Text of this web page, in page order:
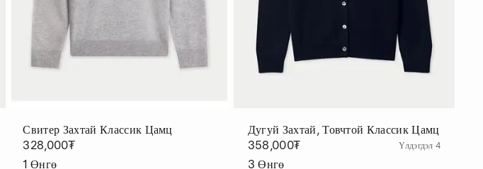
Свитер Захтай Классик Цамц
328,000₮
1 Өнгө
Дугуй Захтай, Товчтой Классик Цамц
358,000₮
Үлдэгдэл 4
3 Өнгө